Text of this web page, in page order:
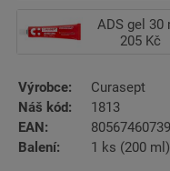
ADS gel 30
205 Kč
Výrobce:
Curasept
Náš kód:
1813
EAN:
Balení:
1 ks (200 ml)